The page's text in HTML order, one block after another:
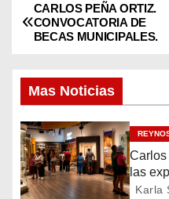
N
a
v
e
g
a
CARLOS PEÑA ORTIZ.
CONVOCATORIA DE
BECAS MUNICIPALES.
Mas Noticias
Carlos
las
Museo
Karla